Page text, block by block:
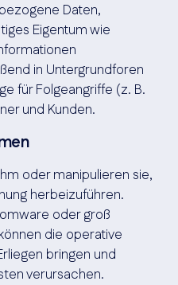
Daten,
Eigentum wie
in Untergrundforen
für Folgeangriffe (z. B.
und Kunden.
oder manipulieren sie,
herbeizuführen.
oder groß
die operative
bringen und
verursachen.